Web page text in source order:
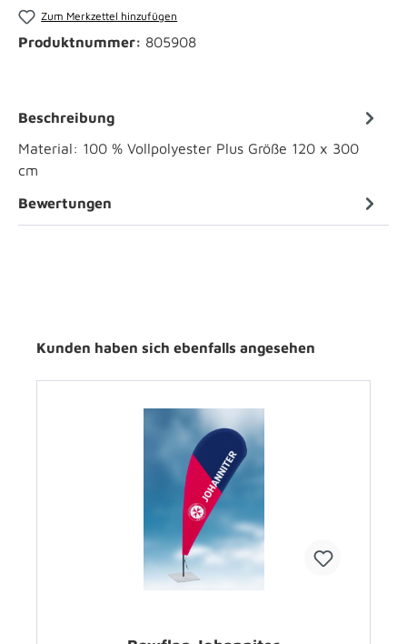
Zum Merkzettel hinzufügen
Produktnummer: 805908
Beschreibung
Material: 100 % Vollpolyester Plus Größe 120 x 300
cm
Bewertungen
Kunden haben sich ebenfalls angesehen